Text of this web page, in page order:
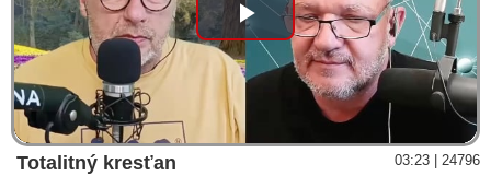
Play
Video
Totalitný kresťan
03:23 | 24796